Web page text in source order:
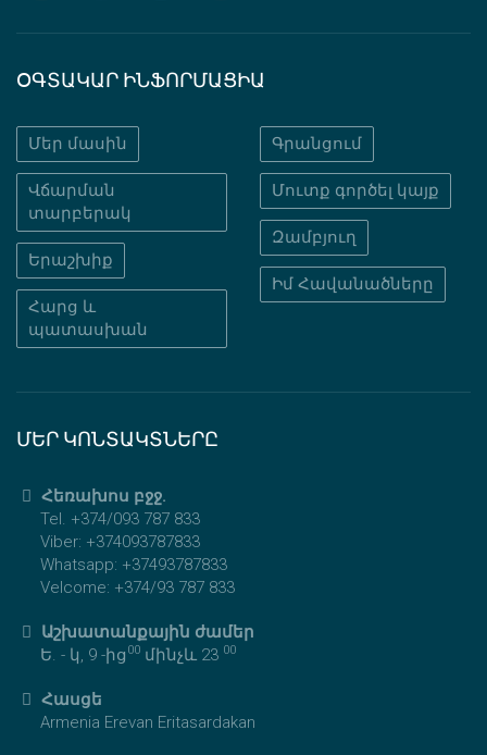
ՕԳՏԱԿԱՐ ԻՆՖՈՐՄԱՑԻԱ
Մեր մասին
Վճարման
տարբերակ
Երաշխիք
Հարց և
պատասխան
Գրանցում
Մուտք գործել կայք
Զամբյուղ
Իմ Հավանածները
ՄԵՐ ԿՈՆՏԱԿՏՆԵՐԸ
Հեռախոս բջջ.
Tel. +374/093 787 833
Viber: +374093787833
Whatsapp: +37493787833
Velcome: +374/93 787 833
Աշխատանքային ժամեր
Ե. - կ, 9 -ից 00 մինչև 23 00
Հասցե
Armenia Erevan Eritasardakan